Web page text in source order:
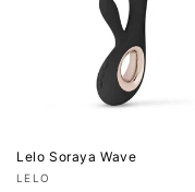
Lelo Soraya Wave
เวน
LELO